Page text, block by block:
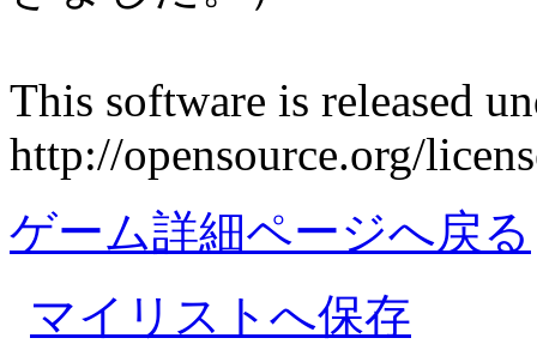
This software is released
http://opensource.org/
ゲーム詳細ページへ戻る
マイリストへ保存